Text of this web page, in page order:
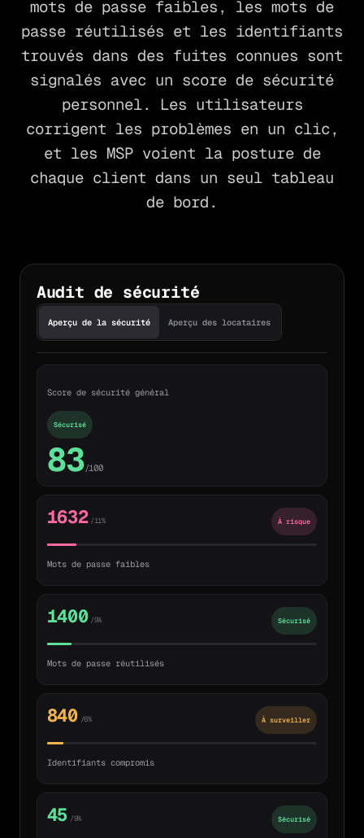
mots de passe faibles, les mots de
passe réutilisés et les identifiants
trouvés dans des fuites connues sont
signalés avec un score de sécurité
personnel. Les utilisateurs
corrigent les problèmes en un clic,
et les MSP voient la posture de
chaque client dans un seul tableau
de bord.
Audit de sécurité
Aperçu de la sécurité Aperçu des locataires
Score de sécurité général
Sécurisé
83/100
1632 /11% À risque
Mots de passe faibles
1400 /9% Sécurisé
Mots de passe réutilisés
840 /6% À surveiller
Identifiants compromis
45 /9% Sécurisé